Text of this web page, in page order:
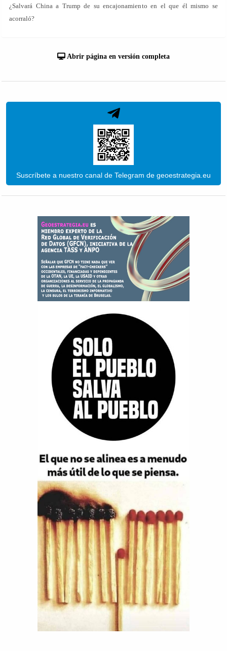
¿Salvará China a Trump de su encajonamiento en el que él mismo se
acorraló?
Abrir página en versión completa
Suscríbete a nuestro canal de Telegram de geoestrategia.eu